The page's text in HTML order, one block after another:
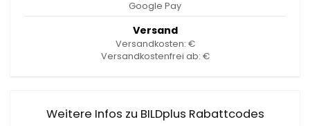
Google Pay
Versand
Versandkosten: €
Versandkostenfrei ab: €
Weitere Infos zu BILDplus Rabattcodes